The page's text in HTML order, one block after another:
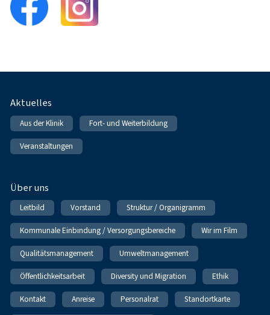
Fußnavigation
Aktuelles
Aus der Klinik Fort- und Weiterbildung
Veranstaltungen
Über uns
Leitbild Vorstand Struktur / Organigramm
Kommunale Einbindung / Versorgungsbereiche Wir im Film
Qualitätsmanagement Umweltmanagement
Öffentlichkeitsarbeit Diversity und Migration Ethik
Kontakt Anreise Personalrat Standortkarte